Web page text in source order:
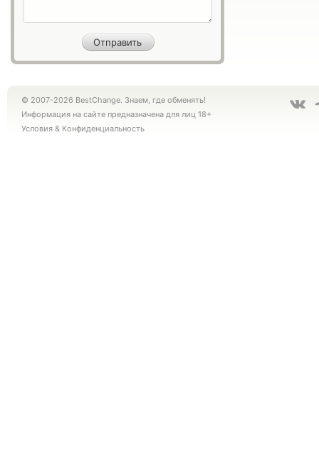
© 2007-2026 BestChange. Знаем, где обменять!
Информация на сайте предназначена для лиц 18+
Условия & Конфиденциальность